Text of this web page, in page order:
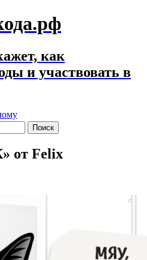
как
и участвовать в
от Felix